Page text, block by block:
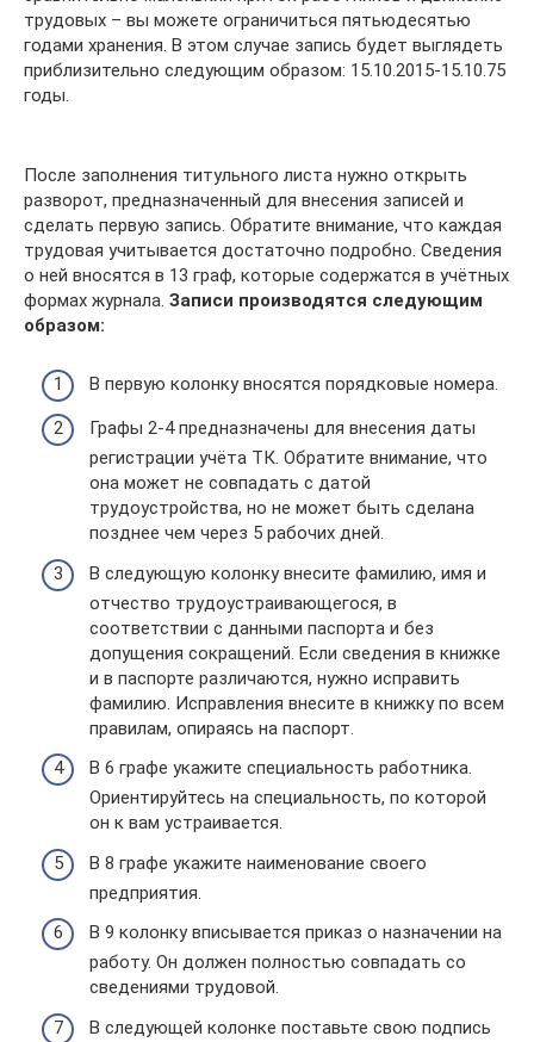
трудовых – вы можете ограничиться пятьюдесятью
годами хранения. В этом случае запись будет выглядеть
приблизительно следующим образом: 15.10.2015-15.10.75
годы.
После заполнения титульного листа нужно открыть
разворот, предназначенный для внесения записей и
сделать первую запись. Обратите внимание, что каждая
трудовая учитывается достаточно подробно. Сведения
о ней вносятся в 13 граф, которые содержатся в учётных
формах журнала. Записи производятся следующим
образом:
В первую колонку вносятся порядковые номера.
Графы 2-4 предназначены для внесения даты
регистрации учёта ТК. Обратите внимание, что
она может не совпадать с датой
трудоустройства, но не может быть сделана
позднее чем через 5 рабочих дней.
В следующую колонку внесите фамилию, имя и
отчество трудоустраивающегося, в
соответствии с данными паспорта и без
допущения сокращений. Если сведения в книжке
и в паспорте различаются, нужно исправить
фамилию. Исправления внесите в книжку по всем
правилам, опираясь на паспорт.
В 6 графе укажите специальность работника.
Ориентируйтесь на специальность, по которой
он к вам устраивается.
В 8 графе укажите наименование своего
предприятия.
В 9 колонку вписывается приказ о назначении на
работу. Он должен полностью совпадать со
сведениями трудовой.
В следующей колонке поставьте свою подпись